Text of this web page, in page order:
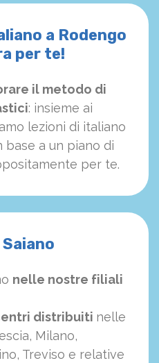
a Rodengo
per te!
il metodo di
: insieme ai
lezioni di italiano
base a un piano di
per te.
nelle nostre filiali
distribuiti nelle
Milano,
Treviso e relative